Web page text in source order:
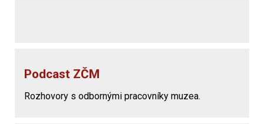
Podcast ZČM
Rozhovory s odbornými pracovníky muzea.